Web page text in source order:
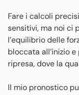
Fare i calcoli
sensitivi, ma noi ci
l’equilibrio delle
bloccata all’inizio
ripresa, dove la
Il mio pronostico